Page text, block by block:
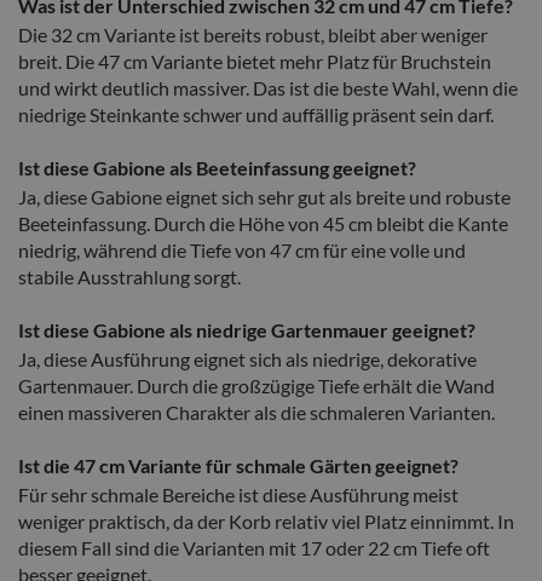
Was ist der Unterschied zwischen 32 cm und 47 cm Tiefe?
Die 32 cm Variante ist bereits robust, bleibt aber weniger
breit. Die 47 cm Variante bietet mehr Platz für Bruchstein
und wirkt deutlich massiver. Das ist die beste Wahl, wenn die
niedrige Steinkante schwer und auffällig präsent sein darf.
Ist diese Gabione als Beeteinfassung geeignet?
Ja, diese Gabione eignet sich sehr gut als breite und robuste
Beeteinfassung. Durch die Höhe von 45 cm bleibt die Kante
niedrig, während die Tiefe von 47 cm für eine volle und
stabile Ausstrahlung sorgt.
Ist diese Gabione als niedrige Gartenmauer geeignet?
Ja, diese Ausführung eignet sich als niedrige, dekorative
Gartenmauer. Durch die großzügige Tiefe erhält die Wand
einen massiveren Charakter als die schmaleren Varianten.
Ist die 47 cm Variante für schmale Gärten geeignet?
Für sehr schmale Bereiche ist diese Ausführung meist
weniger praktisch, da der Korb relativ viel Platz einnimmt. In
diesem Fall sind die Varianten mit 17 oder 22 cm Tiefe oft
besser geeignet.